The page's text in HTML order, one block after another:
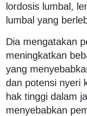
lordosis lumbal,
lumbal yang
Dia mengatakan
meningkatkan
yang
dan potensi nyeri
hak tinggi dalam
menyebabkan